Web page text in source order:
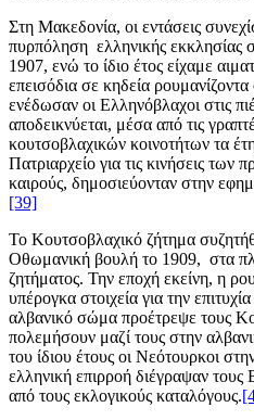
Στη Μακεδονία, οι εντάσεις
πυρπόληση ελληνικής
1907, ενώ το ίδιο έτος είχαμε
επεισόδια σε κηδεία
ενέδωσαν οι Ελληνόβλαχοι στις
αποδεικνύεται, μέσα από τις
κουτσοβλαχικών κοινοτήτων τα
Πατριαρχείο για τις κινήσεις των
καιρούς, δημοσιεύονταν στην
[39]
Το Κουτσοβλαχικό ζήτημα
Οθωμανική βουλή το 1909, στα
ζητήματος. Την εποχή εκείνη, η
υπέρογκα στοιχεία για την
αλβανικό σώμα προέτρεψε τους
πολεμήσουν μαζί τους στην
του ίδιου έτους οι Νεότουρκοι
ελληνική επιρροή διέγραψαν
από τους εκλογικούς καταλόγους.